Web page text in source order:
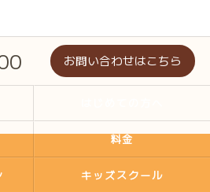
お問い合わせはこちら
料金
キッズスクール